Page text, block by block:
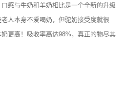
感与牛奶和羊奶相比是一个全新的升级
老人本身不爱喝奶，但驼奶接受度就很
更高！吸收率高达98%，真正的物尽其